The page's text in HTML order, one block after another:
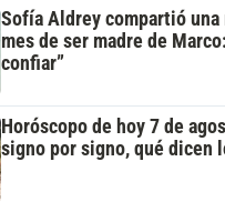
Sofía Aldrey compartió una
mes de ser madre de
confiar”
Horóscopo de hoy 7 de
signo por signo, qué dicen